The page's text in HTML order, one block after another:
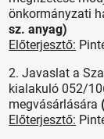
önkormányzati
sz. anyag)
Előterjesztő:
2. Javaslat a
kialakuló 052/
megvásárlására
Előterjesztő: